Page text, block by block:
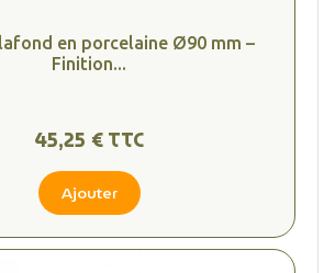
en porcelaine Ø90 mm –
Finition...
45,25 € TTC
Ajouter